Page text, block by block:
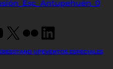
X FlickrLinkedIn
STAND UPEVENTOS ESPECIALES